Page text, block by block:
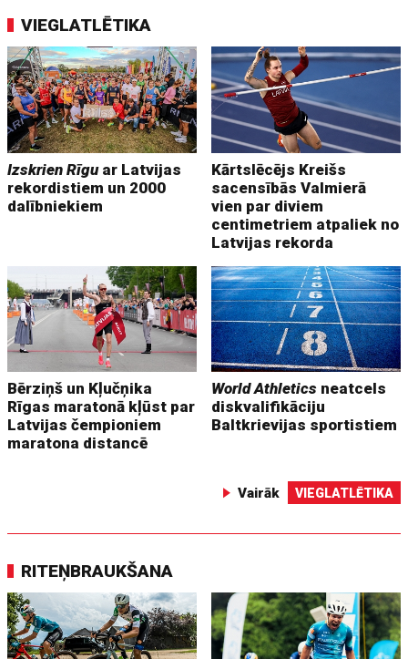
VIEGLATLĒTIKA
Izskrien Rīguar Latvijas
rekordistiem un 2000
dalībniekiem
Kārtslēcējs Kreišs
sacensībās Valmierā
vien par diviem
centimetriem atpaliek no
Latvijas rekorda
Bērziņš un Kļučņika
Rīgas maratonā kļūst par
Latvijas čempioniem
maratona distancē
World Athletics neatcels
diskvalifikāciju
Baltkrievijas sportistiem
Vairāk VIEGLATLĒTIKA
RITEŅBRAUKŠANA